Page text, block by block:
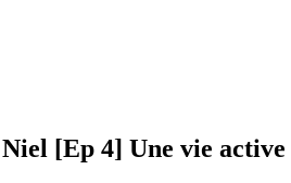
[Ep 4] Une vie active